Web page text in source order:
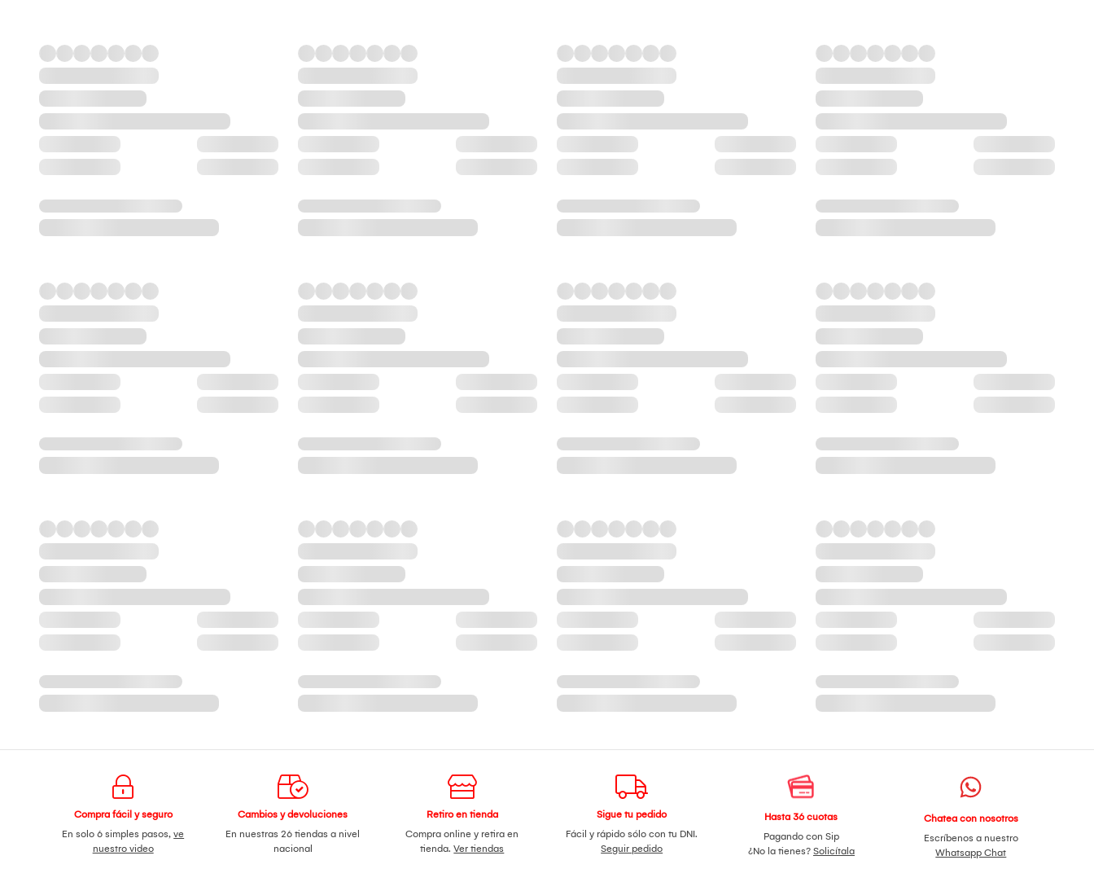
Compra fácil y seguro
En solo 6 simples pasos,ve
nuestro video
Cambios y devoluciones
En nuestras 26 tiendas a nivel
nacional
Retiro en tienda
Compra online y retira en
tienda.Ver tiendas
Sigue tu pedido
Fácil y rápido sólo con tu DNI.
Seguir pedido
Hasta 36 cuotas
Pagando con Sip
¿No la tienes? Solicítala
Chatea con nosotros
Escríbenos a nuestro
Whatsapp Chat